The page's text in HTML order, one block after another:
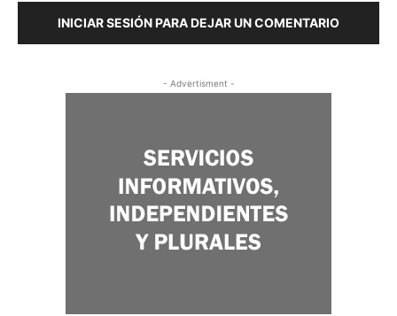
INICIAR SESIÓN PARA DEJAR UN COMENTARIO
- Advertisment -